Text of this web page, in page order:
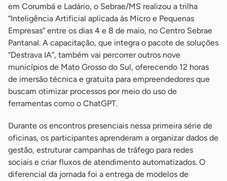
em Corumbá e Ladário, o Sebrae/MS realizou a trilha
“Inteligência Artificial aplicada às Micro e Pequenas
Empresas” entre os dias 4 e 8 de maio, no Centro Sebrae
Pantanal. A capacitação, que integra o pacote de soluções
“Destrava IA”, também vai percorrer outros nove
municípios de Mato Grosso do Sul, oferecendo 12 horas
de imersão técnica e gratuita para empreendedores que
buscam otimizar processos por meio do uso de
ferramentas como o ChatGPT.
Durante os encontros presenciais nessa primeira série de
oficinas, os participantes aprenderam a organizar dados de
gestão, estruturar campanhas de tráfego para redes
sociais e criar fluxos de atendimento automatizados. O
diferencial da jornada foi a entrega de modelos de